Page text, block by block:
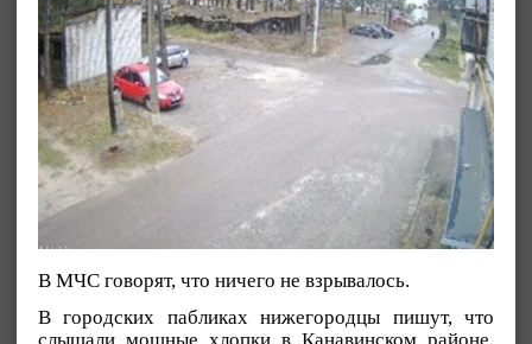
В МЧС говорят, что ничего не взрывалось.
В городских пабликах нижегородцы пишут, что
слышали мощные хлопки в Канавинском районе,